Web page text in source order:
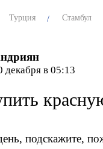
Турция Стамбул
декабря в 05:13
подскажите,